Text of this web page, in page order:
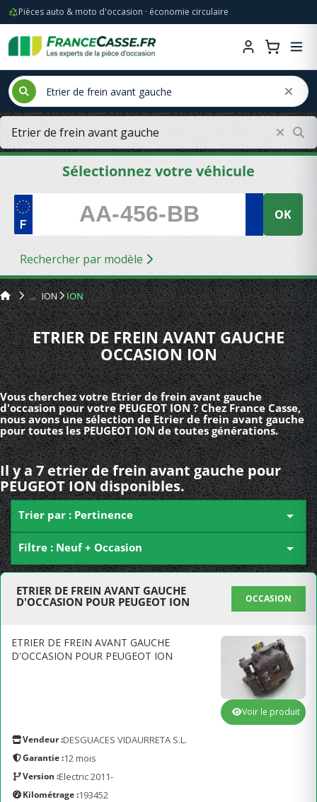
Pièces auto & moto d'occasion · économie circulaire
Sélectionnez votre véhicule
OK
Rechercher par modèle
ION ION
ETRIER DE FREIN AVANT GAUCHE
OCCASION ION
Vous cherchez votre Etrier de frein avant gauche
d'occasion pour votre PEUGEOT ION ? Chez France Casse,
nous avons une sélection de Etrier de frein avant gauche
pour toutes les PEUGEOT ION de toutes générations.
Il y a 7 etrier de frein avant gauche pour
PEUGEOT ION disponibles.
Trier par : Pertinence 
Filtre : Neuf + Occasion 
ETRIER DE FREIN AVANT GAUCHE
D'OCCASION POUR PEUGEOT ION
OCCASION
ETRIER DE FREIN AVANT GAUCHE
D'OCCASION POUR PEUGEOT ION
Vendeur :DESGUACES VIDAURRETA S.L.
Garantie :12 mois
Version :Electric 2011-
Kilométrage :193452
Voir le produit